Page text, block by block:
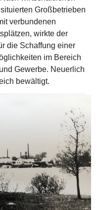
Großbetrieben
verbundenen
wirkte der
die Schaffung einer
im Bereich
Gewerbe. Neuerlich